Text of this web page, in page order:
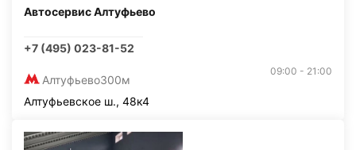
Автосервис Алтуфьево
+7 (495) 023-81-52
Алтуфьево300м
09:00 - 21:00
Алтуфьевское ш., 48к4